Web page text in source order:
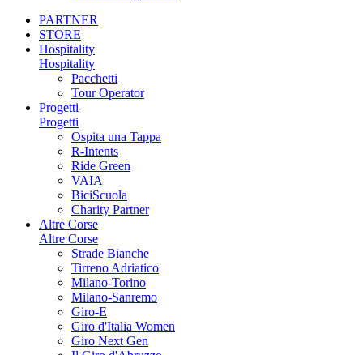
PARTNER
STORE
Hospitality
Hospitality
Pacchetti
Tour Operator
Progetti
Progetti
Ospita una Tappa
R-Intents
Ride Green
VAIA
BiciScuola
Charity Partner
Altre Corse
Altre Corse
Strade Bianche
Tirreno Adriatico
Milano-Torino
Milano-Sanremo
Giro-E
Giro d'Italia Women
Giro Next Gen